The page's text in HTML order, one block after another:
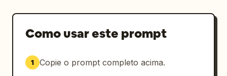
levantada em bênção"
    {
      "chinese_label": "牛魔王",
Como usar este prompt
1 Copie o prompt completo acima.